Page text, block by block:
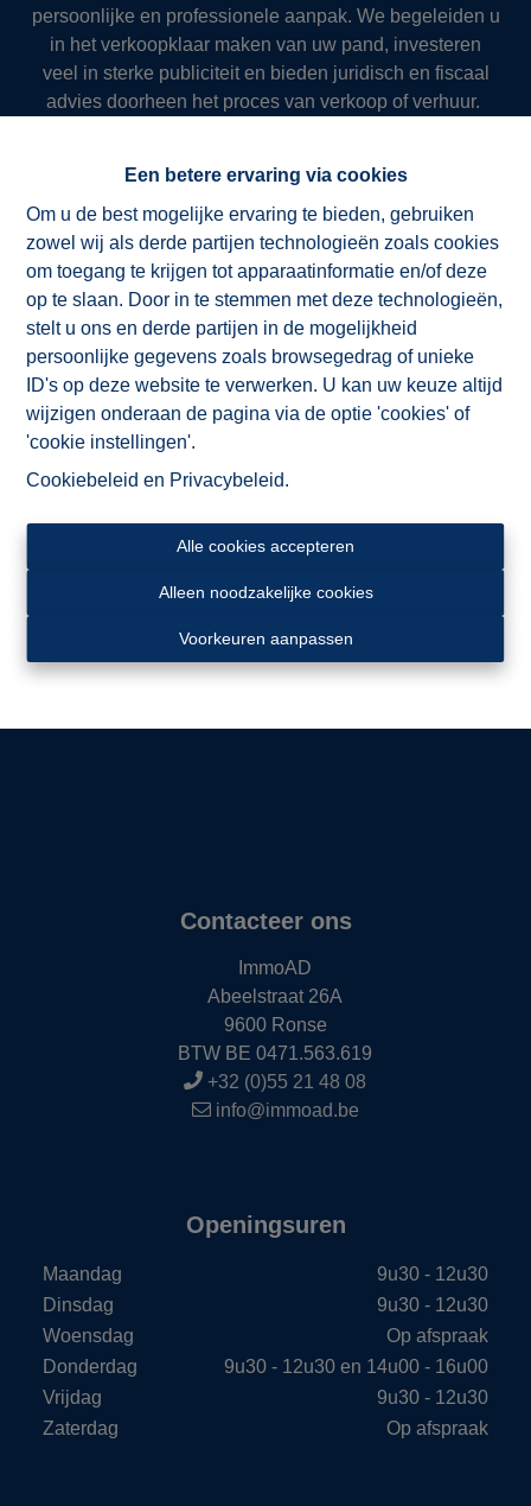
Een betere ervaring via cookies
Om u de best mogelijke ervaring te bieden, gebruiken
zowel wij als derde partijen technologieën zoals cookies
om toegang te krijgen tot apparaatinformatie en/of deze
op te slaan. Door in te stemmen met deze technologieën,
stelt u ons en derde partijen in de mogelijkheid
persoonlijke gegevens zoals browsegedrag of unieke
ID's op deze website te verwerken. U kan uw keuze altijd
wijzigen onderaan de pagina via de optie 'cookies' of
'cookie instellingen'.
Cookiebeleid en Privacybeleid.
Alle cookies accepteren
Alleen noodzakelijke cookies
Voorkeuren aanpassen
persoonlijke en professionele aanpak. We begeleiden u
in het verkoopklaar maken van uw pand, investeren
veel in sterke publiciteit en bieden juridisch en fiscaal
advies doorheen het proces van verkoop of verhuur.
NV ImmoAD
Contacteer ons
ImmoAD
Abeelstraat 26A
9600 Ronse
BTW BE 0471.563.619
+32 (0)55 21 48 08
info@immoad.be
Openingsuren
Maandag
9u30 - 12u30
Dinsdag
9u30 - 12u30
Woensdag
Op afspraak
Donderdag
9u30 - 12u30 en 14u00 - 16u00
Vrijdag
9u30 - 12u30
Zaterdag
Op afspraak